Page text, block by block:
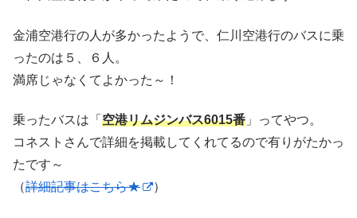
金浦空港行の人が多かったようで、仁川空港行のバスに乗
ったのは５、６人。
満席じゃなくてよかった～！
乗ったバスは「 空港リムジンバス6015番 」ってやつ。
コネストさんで詳細を掲載してくれてるので有りがたかっ
たです～
（詳細記事はこちら★ ）